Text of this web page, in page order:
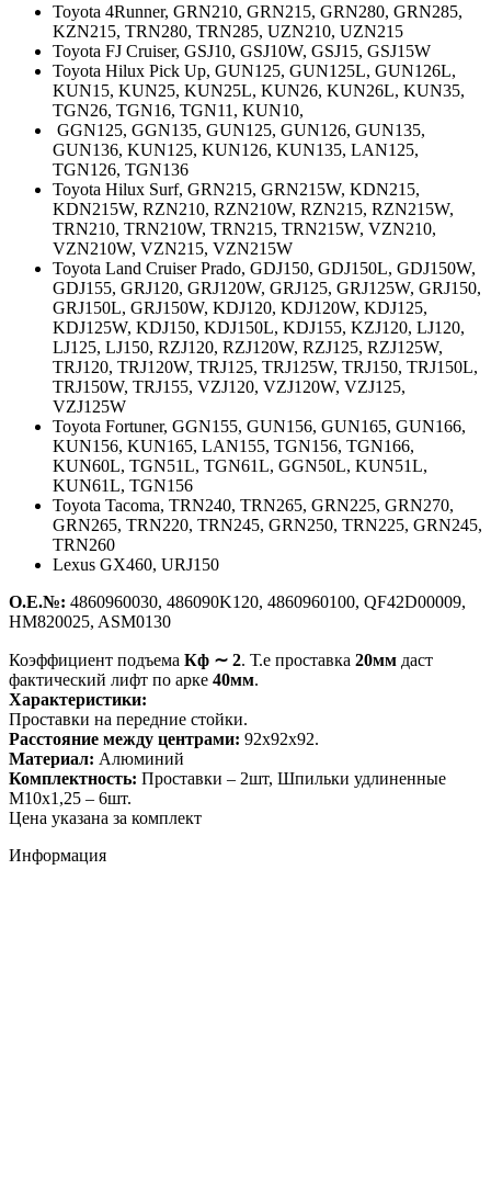
Toyota 4Runner, GRN210, GRN215, GRN280, GRN285,
KZN215, TRN280, TRN285, UZN210, UZN215
Toyota FJ Cruiser, GSJ10, GSJ10W, GSJ15, GSJ15W
Toyota Hilux Pick Up, GUN125, GUN125L, GUN126L,
KUN15, KUN25, KUN25L, KUN26, KUN26L, KUN35,
TGN26, TGN16, TGN11, KUN10,
GGN125, GGN135, GUN125, GUN126, GUN135,
GUN136, KUN125, KUN126, KUN135, LAN125,
TGN126, TGN136
Toyota Hilux Surf, GRN215, GRN215W, KDN215,
KDN215W, RZN210, RZN210W, RZN215, RZN215W,
TRN210, TRN210W, TRN215, TRN215W, VZN210,
VZN210W, VZN215, VZN215W
Toyota Land Cruiser Prado, GDJ150, GDJ150L, GDJ150W,
GDJ155, GRJ120, GRJ120W, GRJ125, GRJ125W, GRJ150,
GRJ150L, GRJ150W, KDJ120, KDJ120W, KDJ125,
KDJ125W, KDJ150, KDJ150L, KDJ155, KZJ120, LJ120,
LJ125, LJ150, RZJ120, RZJ120W, RZJ125, RZJ125W,
TRJ120, TRJ120W, TRJ125, TRJ125W, TRJ150, TRJ150L,
TRJ150W, TRJ155, VZJ120, VZJ120W, VZJ125,
VZJ125W
Toyota Fortuner, GGN155, GUN156, GUN165, GUN166,
KUN156, KUN165, LAN155, TGN156, TGN166,
KUN60L, TGN51L, TGN61L, GGN50L, KUN51L,
KUN61L, TGN156
Toyota Tacoma, TRN240, TRN265, GRN225, GRN270,
GRN265, TRN220, TRN245, GRN250, TRN225, GRN245,
TRN260
Lexus GX460, URJ150
О.Е.№: 4860960030, 486090K120, 4860960100, QF42D00009,
HM820025, ASM0130
Коэффициент подъема Кф ∼ 2. Т.е проставка 20мм даст
фактический лифт по арке 40мм.
Характеристики:
Проставки на передние стойки.
Расстояние между центрами: 92x92x92.
Материал: Алюминий
Комплектность: Проставки – 2шт, Шпильки удлиненные
М10х1,25 – 6шт.
Цена указана за комплект
Информация